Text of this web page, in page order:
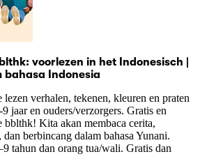
voorlezen in het Indonesisch |
bahasa Indonesia
verhalen, tekenen, kleuren en praten
jaar en ouders/verzorgers. Gratis en
bblthk! Kita akan membaca cerita,
berbincang dalam bahasa Yunani.
tahun dan orang tua/wali. Gratis dan